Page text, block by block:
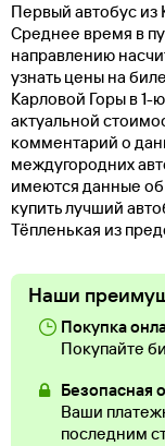
Первый автобус из
Среднее время в
направлению
узнать цены на
Карловой Горы в
актуальной
комментарий о
междугородних
имеются данные об
купить лучший
Тёпленькая из
Наши
Покупка
Покупайте
Безопасная
Ваши
последним